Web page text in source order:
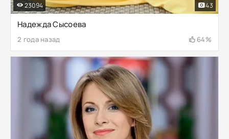
Надежда Сысоева
2 года назад 64%
23094 43